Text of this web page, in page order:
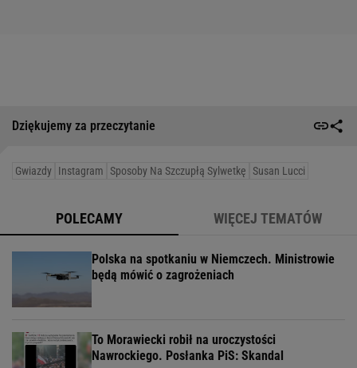
Dziękujemy za przeczytanie
Gwiazdy Instagram Sposoby Na Szczupłą Sylwetkę Susan Lucci
POLECAMY WIĘCEJ TEMATÓW
Polska na spotkaniu w Niemczech. Ministrowie
będą mówić o zagrożeniach
To Morawiecki robił na uroczystości
Nawrockiego. Posłanka PiS: Skandal